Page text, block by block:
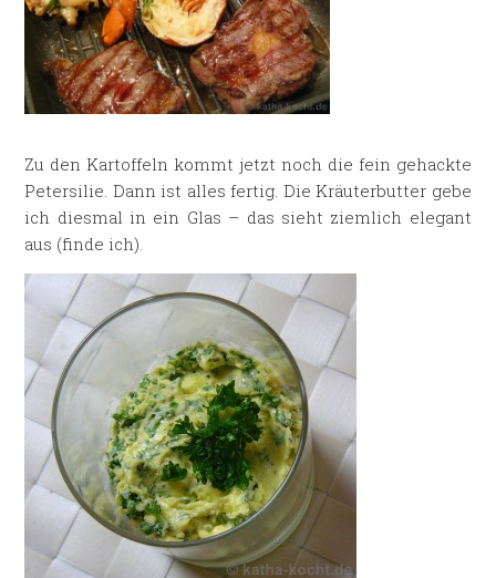
Zu den Kartoffeln kommt jetzt noch die fein gehackte
Petersilie. Dann ist alles fertig. Die Kräuterbutter gebe
ich diesmal in ein Glas – das sieht ziemlich elegant
aus (finde ich).